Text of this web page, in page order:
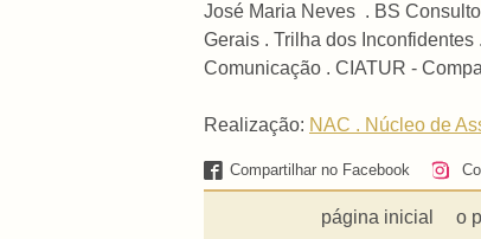
José Maria Neves . BS
Gerais . Trilha dos Inconfidentes .
Comunicação . CIATUR -
Realização: NAC . Núcleo de
Compartilhar no Facebook
página inicial o